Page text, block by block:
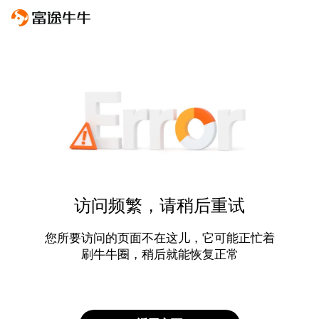
访问频繁，请稍后重试
您所要访问的页面不在这儿，它可能正忙着
刷牛牛圈，稍后就能恢复正常